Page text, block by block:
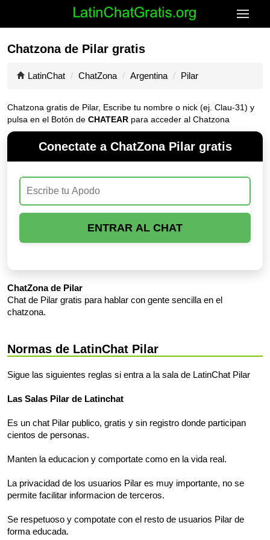
Chatzona de Pilar gratis
LatinChat ChatZona Argentina Pilar
Chatzona gratis de Pilar, Escribe tu nombre o nick (ej. Clau-31) y
pulsa en el Botón de CHATEAR para acceder al Chatzona
Conectate a ChatZona Pilar gratis
ENTRAR AL CHAT
ChatZona de Pilar
Chat de Pilar gratis para hablar con gente sencilla en el
chatzona.
Normas de LatinChat Pilar
Sigue las siguientes reglas si entra a la sala de LatinChat Pilar
Las Salas Pilar de Latinchat
Es un chat Pilar publico, gratis y sin registro donde participan
cientos de personas.
Manten la educacion y comportate como en la vida real.
La privacidad de los usuarios Pilar es muy importante, no se
permite facilitar informacion de terceros.
Se respetuoso y compotate con el resto de usuarios Pilar de
forma educada.